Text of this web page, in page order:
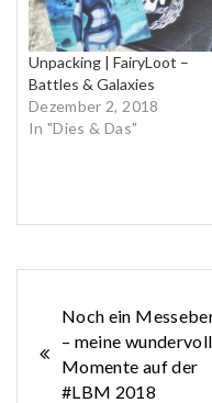
Unpacking | FairyLoot –
Battles & Galaxies
Dezember 2, 2018
In "Dies & Das"
Noch ein
– meine
Momente auf der
#LBM 2018